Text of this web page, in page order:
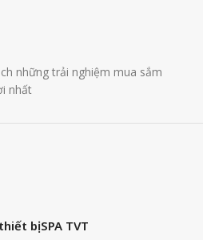
những trải nghiệm mua sắm
nhất
bị SPA TVT